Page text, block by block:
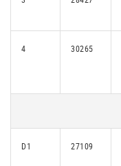
4 30265
D1 27109